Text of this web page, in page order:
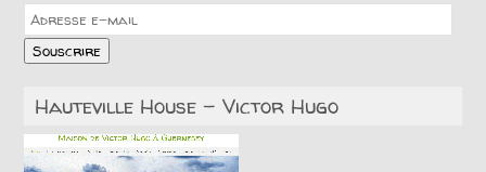
Adresse
e-
mail
Souscrire
Hauteville House – Victor Hugo